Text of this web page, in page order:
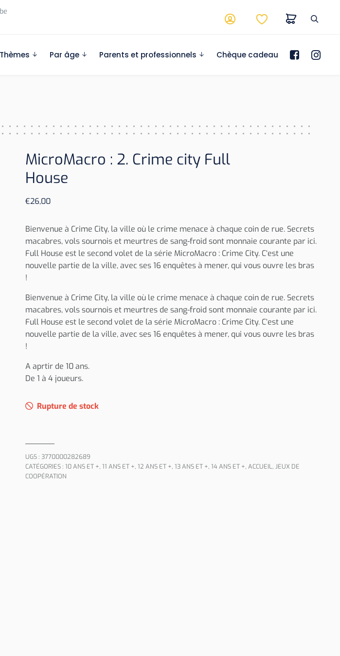
Thèmes Par âge Parents et professionnels Chèque cadeau
MicroMacro : 2. Crime city Full
House
€26,00
Bienvenue à Crime City, la ville où le crime menace à chaque coin de rue. Secrets
macabres, vols sournois et meurtres de sang-froid sont monnaie courante par ici.
Full House est le second volet de la série MicroMacro : Crime City. C‘est une
nouvelle partie de la ville, avec ses 16 enquêtes à mener, qui vous ouvre les bras
!
Bienvenue à Crime City, la ville où le crime menace à chaque coin de rue. Secrets
macabres, vols sournois et meurtres de sang-froid sont monnaie courante par ici.
Full House est le second volet de la série MicroMacro : Crime City. C‘est une
nouvelle partie de la ville, avec ses 16 enquêtes à mener, qui vous ouvre les bras
!
A aprtir de 10 ans.
De 1 à 4 joueurs.
Rupture de stock
UGS : 3770000282689
CATÉGORIES : 10 ANS ET +, 11 ANS ET +, 12 ANS ET +, 13 ANS ET +, 14 ANS ET +, ACCUEIL, JEUX DE
COOPÉRATION